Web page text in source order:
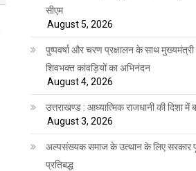
सीएम
August 5, 2026
पुष्पवर्षा और चरण प्रक्षालन के साथ मुख्यमंत्री
शिवभक्त कांवड़ियों का अभिनंदन
August 4, 2026
उत्तराखण्ड : आध्यात्मिक राजधानी की दिशा
August 3, 2026
अल्पसंख्यक समाज के उत्थान के लिए सरकार
प्रतिबद्ध